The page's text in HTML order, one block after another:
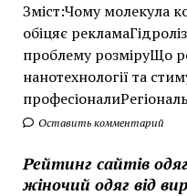
Зміст:Чому молекула
обіцяє
проблему розміруЩо
нанотехнології та
Оставить комментарий
Рейтинг сайтів
жіночий одяг від